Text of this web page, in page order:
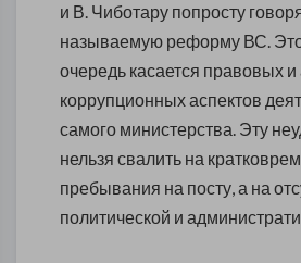
и В. Чиботару попросту
называемую реформу ВС.
очередь касается правовых и
коррупционных аспектов
самого министерства. Эту
нельзя свалить на
пребывания на посту, а на
политической и